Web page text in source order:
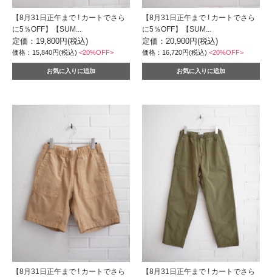
【8月31日正午まで ! カートでさら
に5％OFF】【SUM...
定価：19,800円(税込)
価格：15,840円(税込) <20%OFF>
【8月31日正午まで ! カートでさら
に5％OFF】【SUM...
定価：20,900円(税込)
価格：16,720円(税込)<20%OFF>
【8月31日正午まで ! カートでさら
【8月31日正午まで ! カートでさら